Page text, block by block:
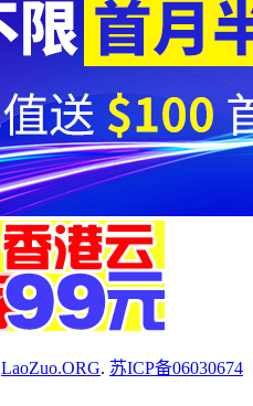
LaoZuo.ORG. 苏ICP备06030674